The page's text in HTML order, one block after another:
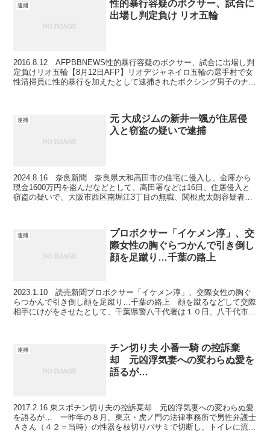
逮捕
性的暴行容疑のボクサー、試合に
出場し判定負け リオ五輪
2016.8.12 AFPBBNEWS性的暴行容疑のボクサー、試合に出場し判
定負けリオ五輪【8月12日AFP】リオデジャネイロ五輪の選手村で女
性清掃員に性的暴行を加えたとして逮捕されたボクシング男子のナミ
逮捕
元 大成ジムの新井一颯が住居侵
入と窃盗の疑いで逮捕
2024.8.16 奈良新聞 奈良県大和高田市の住宅に侵入し、金庫から
現金1600万円を盗んだなどとして、高田署などは16日、住居侵入と
窃盗の疑いで、大阪市西区南堀江3丁目の無職、関根虎太朗容疑者
逮捕
プロボクサー「イケメン淳」、交
際女性の胸ぐらつかんで引き倒し
顔を足蹴り…千葉の路上
2023.1.10 読売新聞プロボクサー「イケメン淳」、交際女性の胸ぐ
らつかんで引き倒し顔を足蹴り…千葉の路上 顔を蹴るなどして交際
相手にけがをさせたとして、千葉県警八千代署は１０日、八千代市八
逮捕
チン切り夫 小番一騎 の控訴棄
却 元凶浮気妻への変わらぬ愛を
語るが…
2017.2.16 東スポチン切り夫の控訴棄却 元凶浮気妻への変わらぬ愛
を語るが… 一昨年の８月、東京・虎ノ門の法律事務所で男性弁護士
Ａさん（４２＝当時）の性器を枝切りバサミで切断し、トイレに流し